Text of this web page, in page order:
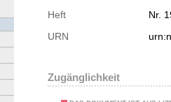
Heft
Nr.
URN
Zugänglichkeit